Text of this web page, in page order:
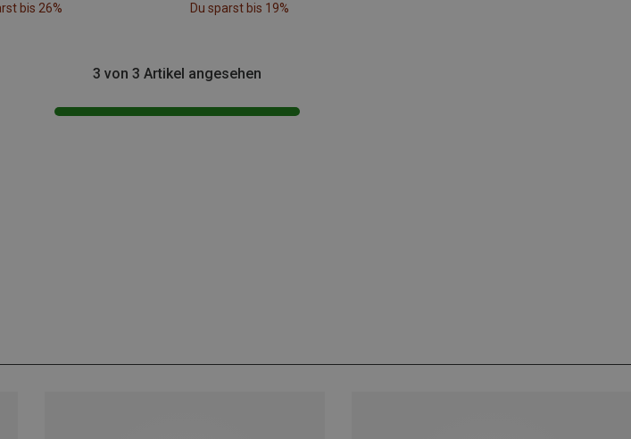
bis 26% Du sparst bis 19%
3 von 3 Artikel angesehen